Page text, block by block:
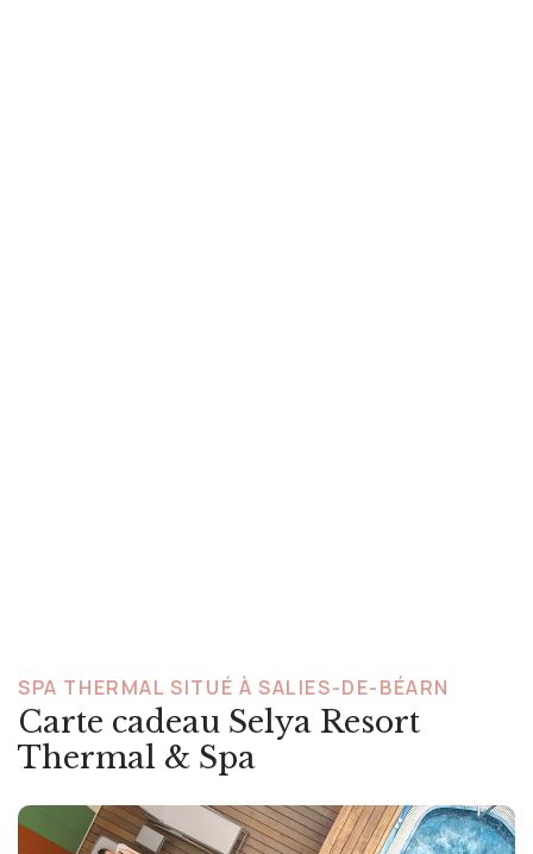
SPA THERMAL SITUÉ À SALIES-DE-BÉARN
Carte cadeau Selya Resort
Thermal & Spa